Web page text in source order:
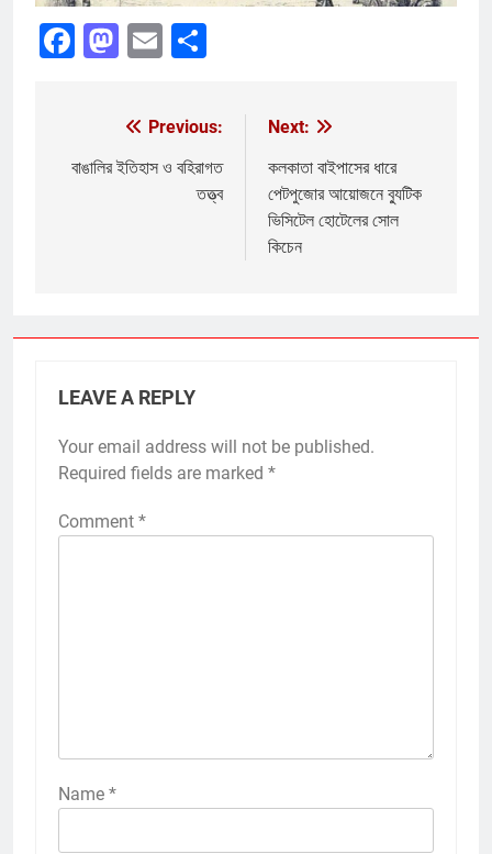
Facebook
Mastodon
Email
navigation
Previous:
বাঙালির ইতিহাস ও বহিরাগত
তত্ত্ব
Next:
কলকাতা বাইপাসের ধারে
পেটপুজোর আয়োজনে ব্যুটিক
ভিসিটেল হোটেলের সোল
কিচেন
LEAVE A REPLY
Your email address will not be published.
Required fields are marked *
Comment *
Name *